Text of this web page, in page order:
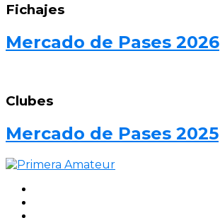
Fichajes
Mercado de Pases 2026
Clubes
Mercado de Pases 2025